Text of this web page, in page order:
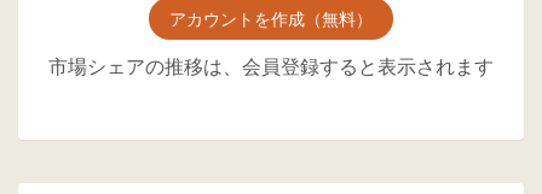
アカウントを作成（無料）
市場シェアの推移は、会員登録すると表示されます